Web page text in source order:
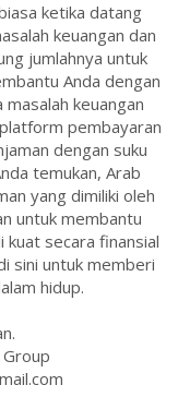
ketika datang
keuangan dan
jumlahnya untuk
Anda dengan
keuangan
pembayaran
dengan suku
temukan, Arab
yang dimiliki oleh
untuk membantu
kuat secara finansial
sini untuk memberi
hidup.